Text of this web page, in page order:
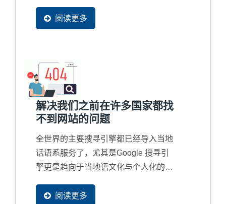
阅读更多
解决我们之前在许多国家都找
不到网站的问题
全世界的主要搜寻引擎都已经导入当地
话语系服务了，尤其是Google 搜寻引
擎更是趋向于当地语文化与个人化的搜
多国语系网页产生，并且可以被收录在
阅读更多